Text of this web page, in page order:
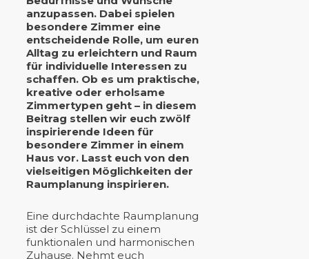
anzupassen. Dabei spielen
besondere Zimmer eine
entscheidende Rolle, um euren
Alltag zu erleichtern und Raum
für individuelle Interessen zu
schaffen. Ob es um praktische,
kreative oder erholsame
Zimmertypen geht – in diesem
Beitrag stellen wir euch zwölf
inspirierende Ideen für
besondere Zimmer in einem
Haus vor. Lasst euch von den
vielseitigen Möglichkeiten der
Raumplanung inspirieren.
Eine durchdachte Raumplanung
ist der Schlüssel zu einem
funktionalen und harmonischen
Zuhause. Nehmt euch